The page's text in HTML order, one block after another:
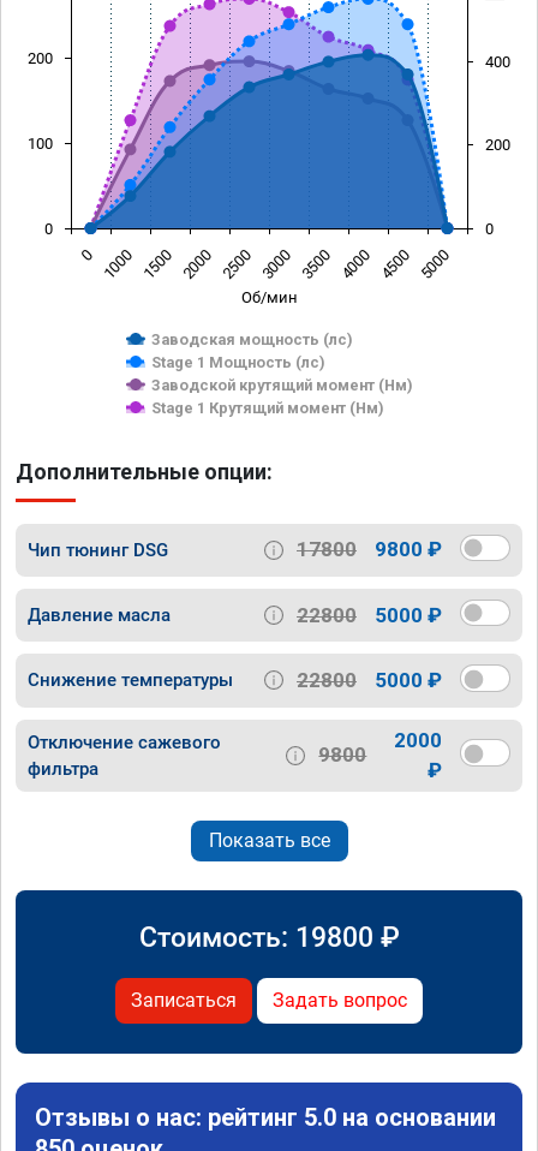
Об/мин
Заводская мощность (лс)
Stage 1 Мощность (лс)
Заводской крутящий момент (Нм)
Stage 1 Крутящий момент (Нм)
0 1000 1500 2000 2500 3000 3500 4000 4500 5000
0
100
200
0
200
400
Дополнительные опции:
Чип тюнинг DSG 17800 9800 ₽
Давление масла 22800 5000 ₽
Снижение температуры 22800 5000 ₽
Отключение сажевого
фильтра
9800
2000
₽
Показать все
Стоимость: 19800 ₽
Записаться Задать вопрос
Отзывы о нас: рейтинг 5.0 на основании